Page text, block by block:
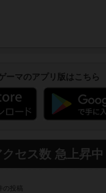
ーマのアプリ版はこちら
クセス数 急上昇中
の投稿